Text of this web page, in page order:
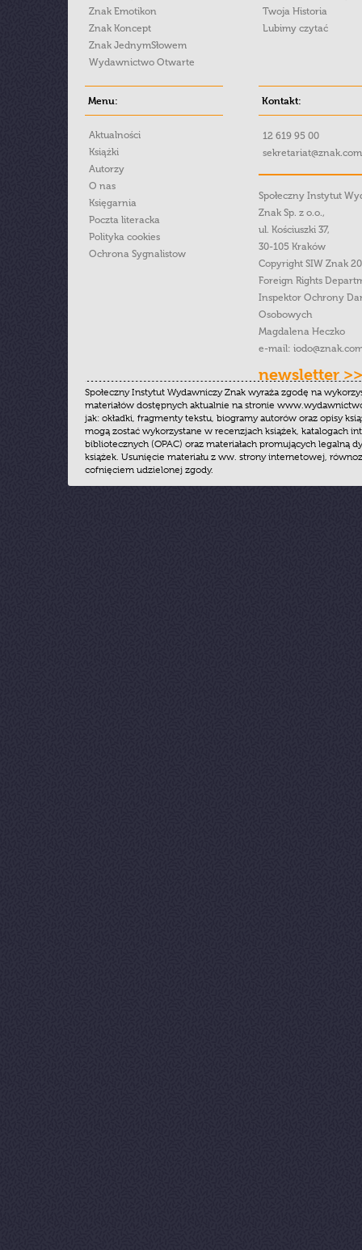
Znak Emotikon
Znak Koncept
Znak JednymSłowem
Wydawnictwo Otwarte
Twoja Historia
Lubimy czytać
Menu:
Aktualności
Książki
Autorzy
O nas
Księgarnia
Poczta literacka
Polityka cookies
Ochrona Sygnalistow
Kontakt:
12 619 95 00
Społeczny Instytut
Znak Sp. z o.o.,
ul. Kościuszki 37,
30-105 Kraków
Copyright SIW Znak
Foreign Rights
Inspektor Ochrony
Osobowych
Magdalena Heczko
e-mail:
newsletter >>
Społeczny Instytut Wydawniczy Znak wyraża zgodę na
materiałów dostępnych aktualnie na stronie
jak: okładki, fragmenty tekstu, biogramy autorów oraz opisy
mogą zostać wykorzystane w recenzjach książek, katalogach
bibliotecznych (OPAC) oraz materiałach promujących legalną
książek. Usunięcie materiału z ww. strony internetowej,
cofnięciem udzielonej zgody.